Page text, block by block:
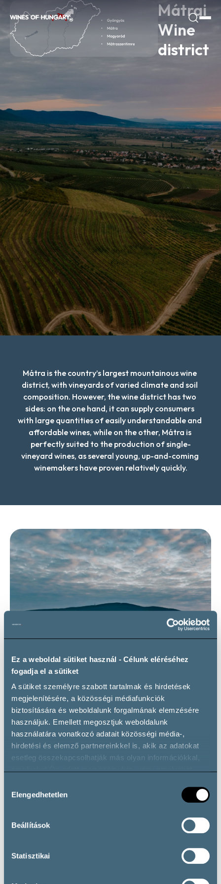
Ez a weboldal sütiket használ - Célunk eléréséhez
fogadja el a sütiket
A sütiket személyre szabott tartalmak és hirdetések
megjelenítésére, a közösségi médiafunkciók
biztosítására és weboldalunk forgalmának elemzésére
használjuk. Emellett megosztjuk weboldalunk
használatára vonatkozó adatait közösségi média-,
hirdetési és elemző partnereinkkel is, akik az adatokat
esetleg összekapcsolhatják más olyan információkkal,
során.
kiválasztása
Elengedhetetlen
Beállítások
Statisztikai
Mátrai
Wine
district
Mátra is the country’s largest mountainous wine
district, with vineyards of varied climate and soil
composition. However, the wine district has two
sides: on the one hand, it can supply consumers
with large quantities of easily understandable and
affordable wines, while on the other, Mátra is
perfectly suited to the production of single-
vineyard wines, as several young, up-and-coming
winemakers have proven relatively quickly.
History | National
Geography